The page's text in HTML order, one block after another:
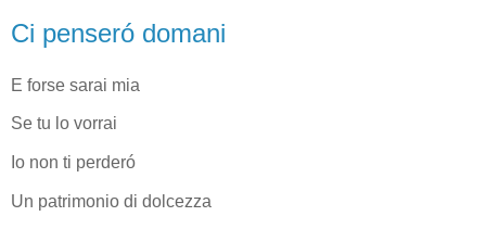
Ci penseró domani
E forse sarai mia
Se tu lo vorrai
Io non ti perderó
Un patrimonio di dolcezza